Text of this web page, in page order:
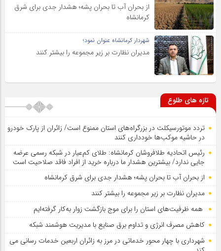
از بحران آب تا بحران پشه؛ هشدار جدی برای شرق
کرمانشاه
شهردار کرمانشاه عنوان نمود؛
مدیران نظارت بر زیر مجموعه را بیشتر کنند
تازه های طلوع
تردد موتورسیکلت در بزرگراه‌های استان ممنوع است/ زائران از پارک خودرو
در حاشیه موکب‌ها خودداری کنند
رئیس اتحادیه طلافروشان کرمانشاه: طلای کم‌عیار در شبکه رسمی عرضه
جایی ندارد/ بیشترین هشدار ما درباره خرید از افراد فاقد صلاحیت است
از بحران آب تا بحران پشه؛ هشدار جدی برای شرق کرمانشاه
مدیران نظارت بر زیر مجموعه را بیشتر کنند
همه ظرفیت‌های استان را برای موج بازگشت زوار به‌کار گرفته‌ایم
کاهش مصرف انرژی و تداوم برق صنایع با مدیریت هوشمند شبکه
شهرداری با چهار محور خدماتی در مرز به زائران اربعین خدمات رسانی می